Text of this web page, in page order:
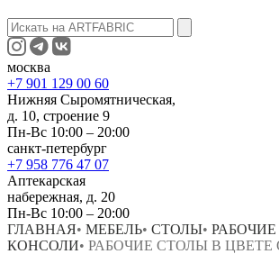
москва
+7 901 129 00 60
Нижняя Сыромятническая,
д. 10, строение 9
Пн-Вс 10:00 – 20:00
санкт-петербург
+7 958 776 47 07
Аптекарская
набережная, д. 20
Пн-Вс 10:00 – 20:00
ГЛАВНАЯ• МЕБЕЛЬ• СТОЛЫ•
КОНСОЛИ• РАБОЧИЕ СТОЛЫ В ЦВЕТЕ